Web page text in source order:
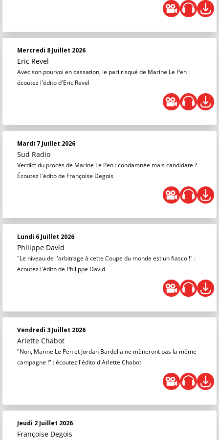
Mercredi 8 Juillet 2026
Eric Revel
Avec son pourvoi en cassation, le pari risqué de Marine Le Pen :
écoutez l'édito d'Eric Revel
Mardi 7 Juillet 2026
Sud Radio
Verdict du procès de Marine Le Pen : condamnée mais candidate ?
Écoutez l'édito de Françoise Degois
Lundi 6 Juillet 2026
Philippe David
"Le niveau de l'arbitrage à cette Coupe du monde est un fiasco !" :
écoutez l'édito de Philippe David
Vendredi 3 Juillet 2026
Arlette Chabot
"Non, Marine Le Pen et Jordan Bardella ne mèneront pas la même
campagne !" : écoutez l'édito d'Arlette Chabot
Jeudi 2 Juillet 2026
Françoise Degois